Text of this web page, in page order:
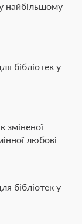
найбільшому
бібліотек у
зміненої
любові
бібліотек у